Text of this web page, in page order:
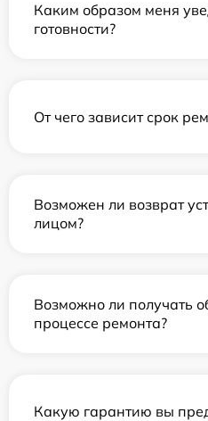
Каким образом меня
готовности?
От чего зависит срок
Возможен ли возврат
лицом?
Возможно ли получать
процессе ремонта?
Какую гарантию вы